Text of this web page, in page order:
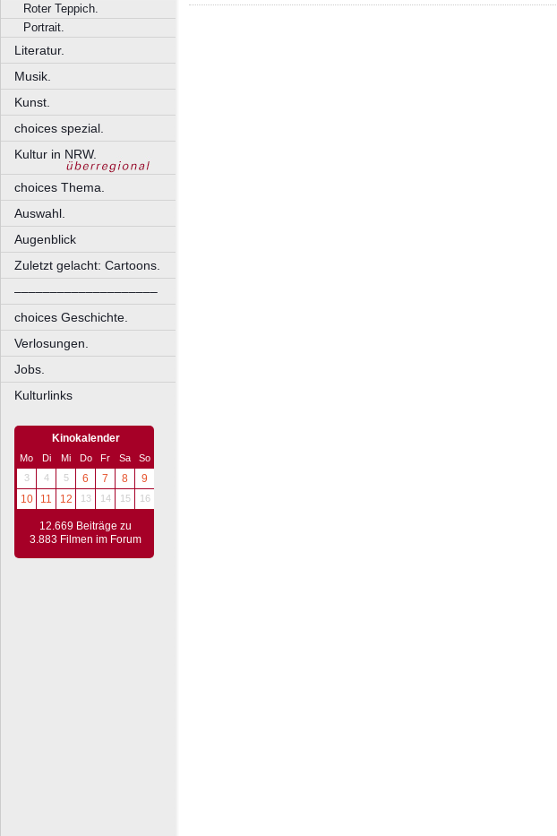
Roter Teppich.
Portrait.
Literatur.
Musik.
Kunst.
choices spezial.
Kultur in NRW.
choices Thema.
Auswahl.
Augenblick
Zuletzt gelacht: Cartoons.
––––––––––––––––––––
choices Geschichte.
Verlosungen.
Jobs.
Kulturlinks
Kinokalender
Mo Di Mi Do Fr Sa
So
3
4 5 6 7 8
9
10
11 12 13 14 15 16
12.669 Beiträge zu
3.883 Filmen im Forum